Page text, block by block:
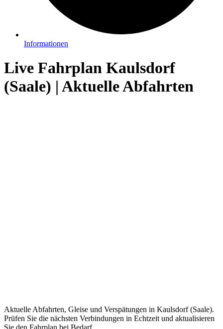
Informationen
Live Fahrplan Kaulsdorf
(Saale) | Aktuelle Abfahrten
Aktuelle Abfahrten, Gleise und Verspätungen in Kaulsdorf (Saale).
Prüfen Sie die nächsten Verbindungen in Echtzeit und aktualisieren